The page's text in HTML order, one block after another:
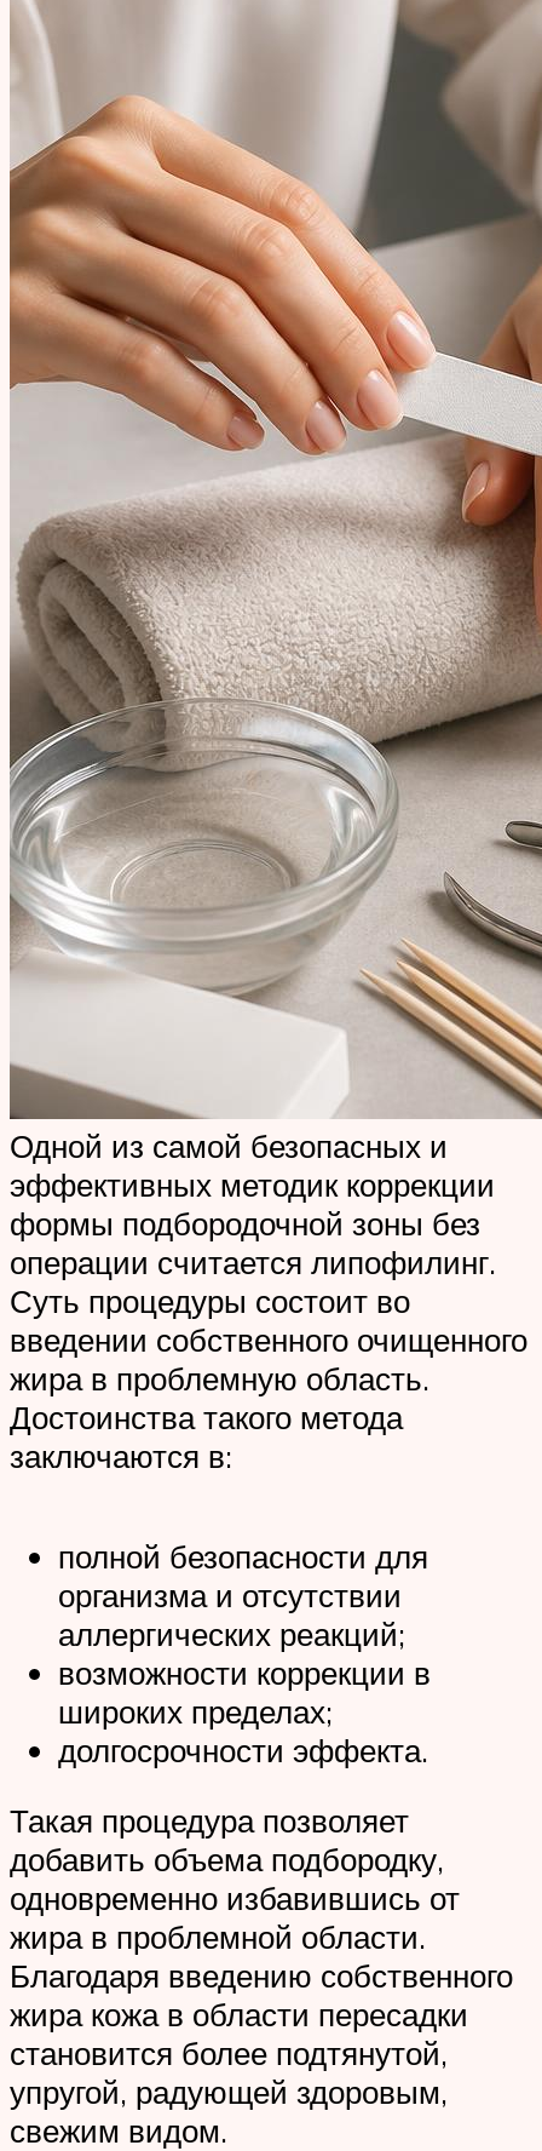
Одной из самой безопасных и
эффективных методик коррекции
формы подбородочной зоны без
операции считается липофилинг.
Суть процедуры состоит во
введении собственного очищенного
жира в проблемную область.
Достоинства такого метода
заключаются в:
полной безопасности для
организма и отсутствии
аллергических реакций;
возможности коррекции в
широких пределах;
долгосрочности эффекта.
Такая процедура позволяет
добавить объема подбородку,
одновременно избавившись от
жира в проблемной области.
Благодаря введению собственного
жира кожа в области пересадки
становится более подтянутой,
упругой, радующей здоровым,
свежим видом.